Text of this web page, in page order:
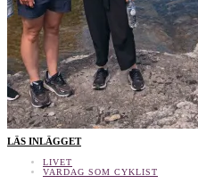
LÄS INLÄGGET
LIVET
VARDAG SOM CYKLIST